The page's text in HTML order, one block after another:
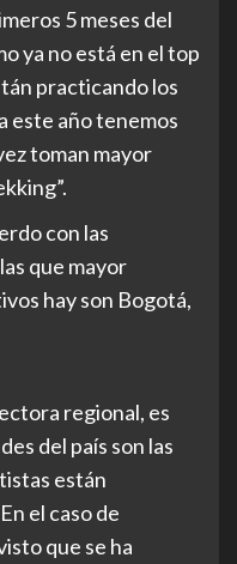
5 meses del
ya no está en el top
practicando los
este año tenemos
toman mayor
con las
que mayor
hay son Bogotá,
regional, es
del país son las
están
el caso de
que se ha